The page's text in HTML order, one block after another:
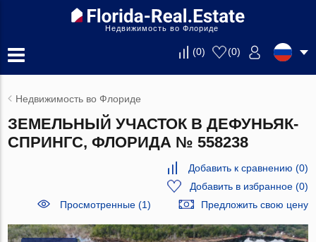
Недвижимость во Флориде
(0) (0)
Недвижимость во Флориде
ЗЕМЕЛЬНЫЙ УЧАСТОК В ДЕФУНЬЯК-
СПРИНГС, ФЛОРИДА № 558238
Добавить к сравнению (0)
Добавить в избранное(0)
Просмотренные (1)
Предложить свою цену